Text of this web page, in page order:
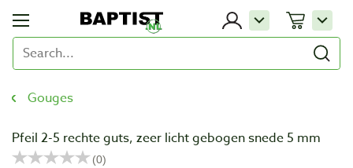
Gouges
Pfeil 2-5 rechte guts, zeer licht gebogen snede 5 mm